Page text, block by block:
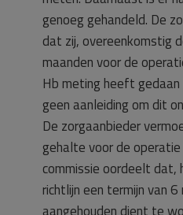
genoeg gehandeld. De
dat zij, overeenkomstig
maanden voor de
Hb meting heeft
geen aanleiding om dit
De zorgaanbieder
gehalte voor de
commissie oordeelt dat,
richtlijn een termijn van 6